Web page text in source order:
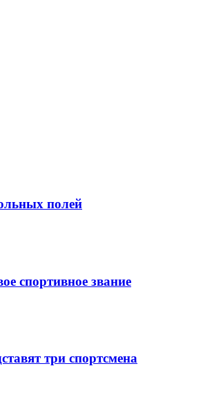
полей
спортивное звание
три спортсмена